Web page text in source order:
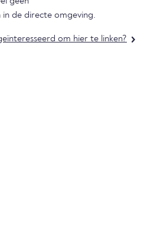
de directe omgeving.
om hier te linken?